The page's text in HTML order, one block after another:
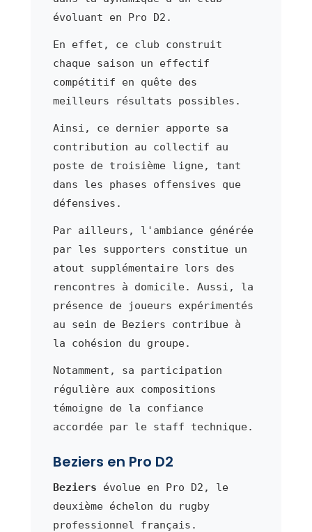
évoluant en Pro D2.
En effet, ce club construit
chaque saison un effectif
compétitif en quête des
meilleurs résultats possibles.
Ainsi, ce dernier apporte sa
contribution au collectif au
poste de troisième ligne, tant
dans les phases offensives que
défensives.
Par ailleurs, l'ambiance générée
par les supporters constitue un
atout supplémentaire lors des
rencontres à domicile. Aussi, la
présence de joueurs expérimentés
au sein de Beziers contribue à
la cohésion du groupe.
Notamment, sa participation
régulière aux compositions
témoigne de la confiance
accordée par le staff technique.
Beziers en Pro D2
Beziers évolue en Pro D2, le
deuxième échelon du rugby
professionnel français.